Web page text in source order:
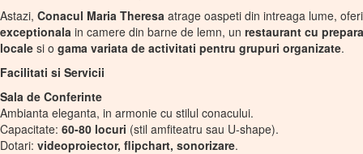
Astazi, Conacul Maria Theresa atrage oaspeti din intreaga lume,
exceptionala in camere din barne de lemn, un restaurant cu
locale si o gama variata de activitati pentru grupuri organizate.
Facilitati si Servicii
Sala de Conferinte
Ambianta eleganta, in armonie cu stilul conacului.
Capacitate: 60-80 locuri (stil amfiteatru sau U-shape).
Dotari: videoproiector, flipchart, sonorizare.